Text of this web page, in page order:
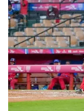
PODCAST
Cafecito